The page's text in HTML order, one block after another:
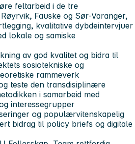
feltarbeid i de tre
Fauske og Sør-Varanger,
kvalitative dybdeintervjuer
lokale og samiske
av god kvalitet og bidra til
sosiotekniske og
rammeverk
teste den transdisiplinære
i samarbeid med
interessegrupper
og populærvitenskapelig
bidrag til policy briefs og digitale